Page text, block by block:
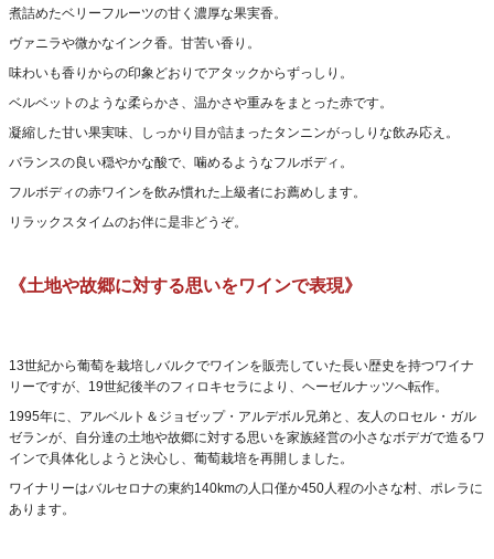
煮詰めたベリーフルーツの甘く濃厚な果実香。
ヴァニラや微かなインク香。甘苦い香り。
味わいも香りからの印象どおりでアタックからずっしり。
ベルベットのような柔らかさ、温かさや重みをまとった赤です。
凝縮した甘い果実味、しっかり目が詰まったタンニンがっしりな飲み応え。
バランスの良い穏やかな酸で、噛めるようなフルボディ。
フルボディの赤ワインを飲み慣れた上級者にお薦めします。
リラックスタイムのお伴に是非どうぞ。
《土地や故郷に対する思いをワインで表現》
13世紀から葡萄を栽培しバルクでワインを販売していた長い歴史を持つワイナ
リーですが、19世紀後半のフィロキセラにより、ヘーゼルナッツへ転作。
1995年に、アルベルト＆ジョゼップ・アルデボル兄弟と、友人のロセル・ガル
ゼランが、自分達の土地や故郷に対する思いを家族経営の小さなボデガで造るワ
インで具体化しようと決心し、葡萄栽培を再開しました。
ワイナリーはバルセロナの東約140kmの人口僅か450人程の小さな村、ポレラに
あります。